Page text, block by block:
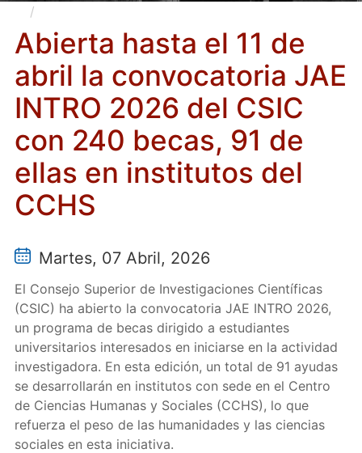
INTRO 2026 del CSIC con 240 becas, 91 de ellas en
institutos del CCHS
Abierta hasta el 11 de
abril la convocatoria JAE
INTRO 2026 del CSIC
con 240 becas, 91 de
ellas en institutos del
CCHS
Martes, 07 Abril, 2026
El Consejo Superior de Investigaciones Científicas
(CSIC) ha abierto la convocatoria JAE INTRO 2026,
un programa de becas dirigido a estudiantes
universitarios interesados en iniciarse en la actividad
investigadora. En esta edición, un total de 91 ayudas
se desarrollarán en institutos con sede en el Centro
de Ciencias Humanas y Sociales (CCHS), lo que
refuerza el peso de las humanidades y las ciencias
sociales en esta iniciativa.